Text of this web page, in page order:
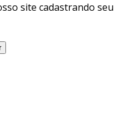
site cadastrando seu